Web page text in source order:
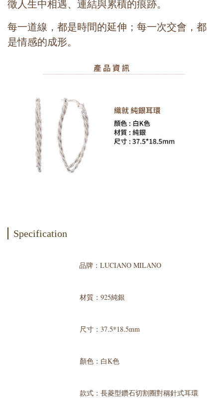
徵人生中相遇、連結與累積的痕跡。
每一道線，都是時間的延伸；每一次交會，都
是情感的成形。
Specification
品牌：LUCIANO MILANO
材質：925純銀
尺寸：37.5*18.5mm
顏色：白K色
款式：長菱型鑽石切割圈對稱針式耳環